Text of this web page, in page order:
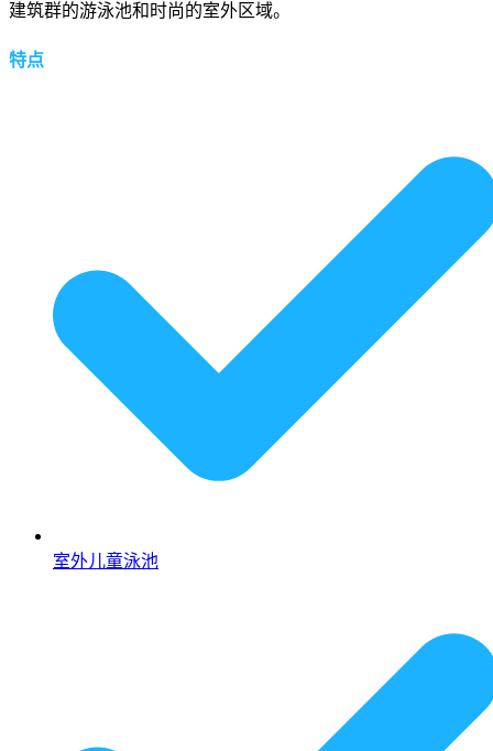
建筑群的游泳池和时尚的室外区域。
特点
室外儿童泳池